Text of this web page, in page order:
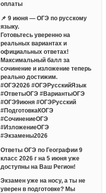
оплаты
📌 9 июня — ОГЭ по русскому
языку.
Готовьтесь уверенно на
реальных вариантах и
официальных ответах!
Максимальный балл за
сочинение и изложение теперь
реально достижим.
#ОГЭ2026 #ОГЭРусскийЯзык
#ОтветыОГЭ #ВариантыОГЭ
#ОГЭ9июня #ОГЭРусский
#ПодготовкаКОГЭ
#СочинениеОГЭ
#ИзложениеОГЭ
#Экзамены2026
Ответы ОГЭ по Географии 9
класс 2026 г на 5 июня уже
доступны на Ваш Регион!
Экзамен уже на носу, а ты не
уверен в подготовке? Мы